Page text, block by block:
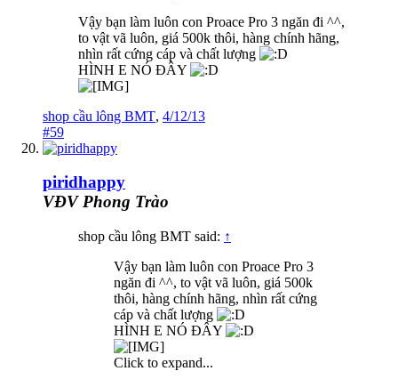
Vậy bạn làm luôn con Proace Pro 3 ngăn đi ^^,
to vật vã luôn, giá 500k thôi, hàng chính hãng,
nhìn rất cứng cáp và chất lượng
HÌNH E NÓ ĐÂY
shop cầu lông BMT, 4/12/13
#59
piridhappy
VĐV Phong Trào
shop cầu lông BMT said: ↑
Vậy bạn làm luôn con Proace Pro 3
ngăn đi ^^, to vật vã luôn, giá 500k
thôi, hàng chính hãng, nhìn rất cứng
cáp và chất lượng
HÌNH E NÓ ĐÂY
Click to expand...